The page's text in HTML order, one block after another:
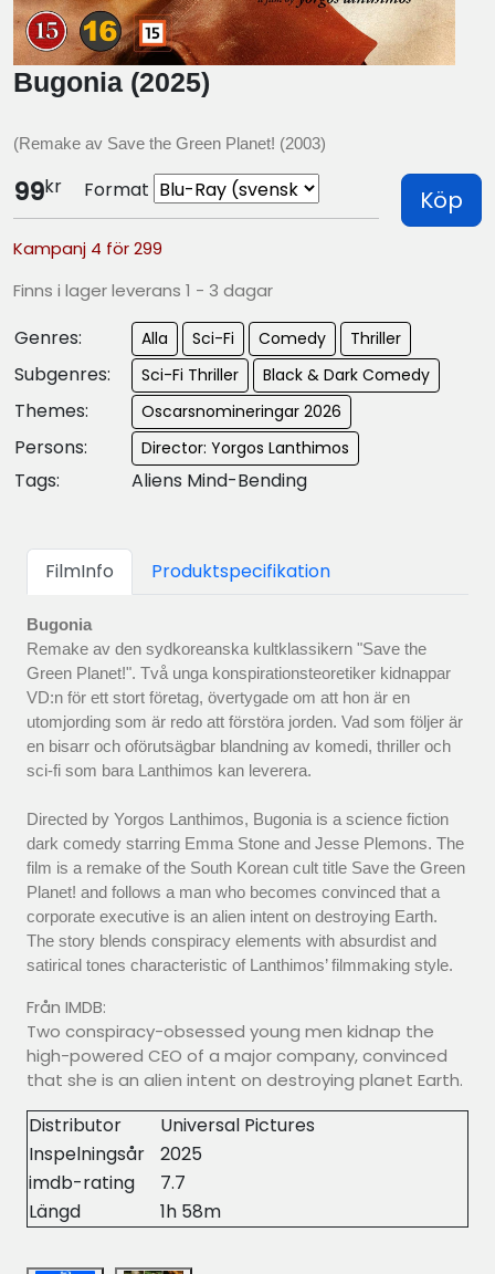
Bugonia (2025)
(Remake av Save the Green Planet! (2003)
99kr Format Köp
Kampanj 4 för 299
Finns i lager leverans 1 - 3 dagar
Genres: Alla Sci-Fi Comedy Thriller
Subgenres: Sci-Fi Thriller Black & Dark Comedy
Themes: Oscarsnomineringar 2026
Persons: Director: Yorgos Lanthimos
Tags: Aliens Mind-Bending
FilmInfo Produktspecifikation
Bugonia
Remake av den sydkoreanska kultklassikern "Save the
Green Planet!". Två unga konspirationsteoretiker kidnappar
VD:n för ett stort företag, övertygade om att hon är en
utomjording som är redo att förstöra jorden. Vad som följer är
en bisarr och oförutsägbar blandning av komedi, thriller och
sci-fi som bara Lanthimos kan leverera.
Directed by Yorgos Lanthimos, Bugonia is a science fiction
dark comedy starring Emma Stone and Jesse Plemons. The
film is a remake of the South Korean cult title Save the Green
Planet! and follows a man who becomes convinced that a
corporate executive is an alien intent on destroying Earth.
The story blends conspiracy elements with absurdist and
satirical tones characteristic of Lanthimos’ filmmaking style.
Från IMDB:
Two conspiracy-obsessed young men kidnap the
high-powered CEO of a major company, convinced
that she is an alien intent on destroying planet Earth.
Distributor
Universal Pictures
Inspelningsår
2025
imdb-rating
7.7
Längd
1h 58m